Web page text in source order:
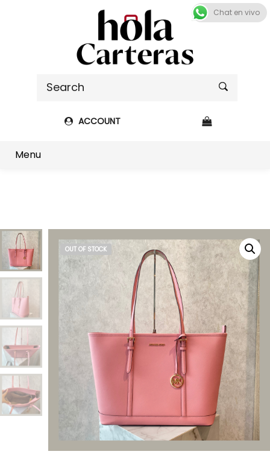
ACCOUNT
Menu
OUT OF STOCK
Chat en vivo